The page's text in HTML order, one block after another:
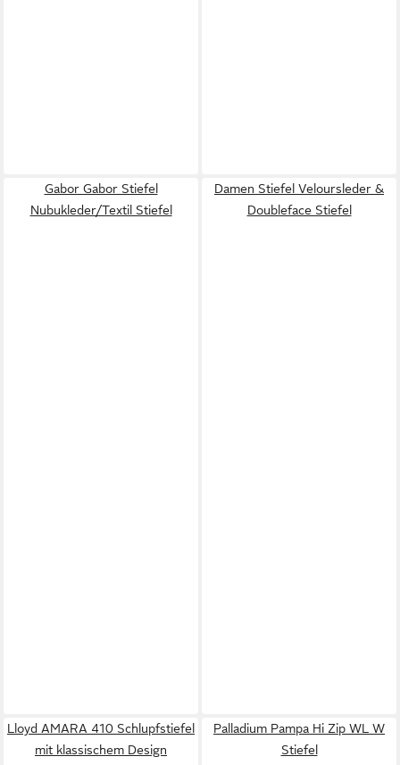
Gabor Gabor Stiefel
Nubukleder/Textil Stiefel
Damen Stiefel Veloursleder &
Doubleface Stiefel
Lloyd AMARA 410 Schlupfstiefel
mit klassischem Design
Palladium Pampa Hi Zip WL W
Stiefel